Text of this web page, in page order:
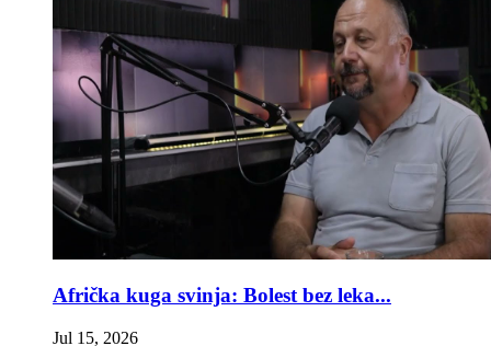
Afrička kuga svinja: Bolest bez leka...
Jul 15, 2026